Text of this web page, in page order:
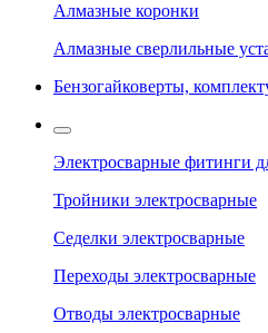
Алмазные коронки
Алмазные сверлильные
Бензогайковерты,
Электросварные фитинги
Тройники электросварные
Седелки электросварные
Переходы электросварные
Отводы электросварные